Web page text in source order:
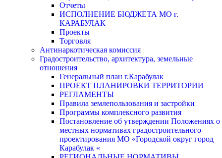
Отчеты
ИСПОЛНЕНИЕ БЮДЖЕТА МО г.
КАРАБУЛАК
Проекты
Торговля
Антинаркотическая комиссия
Градостроительство, архитектура, земельные
отношения
Генеральный план г.Карабулак
ПРОЕКТ ПЛАНИРОВКИ ТЕРРИТОРИИ
РЕГЛАМЕНТЫ
Правила землепользования и застройки
Программы комплексного развития
Постановление об утверждении Положениях о
местных нормативах градостроительного
проектирования МО «Городской округ город
Карабулак «